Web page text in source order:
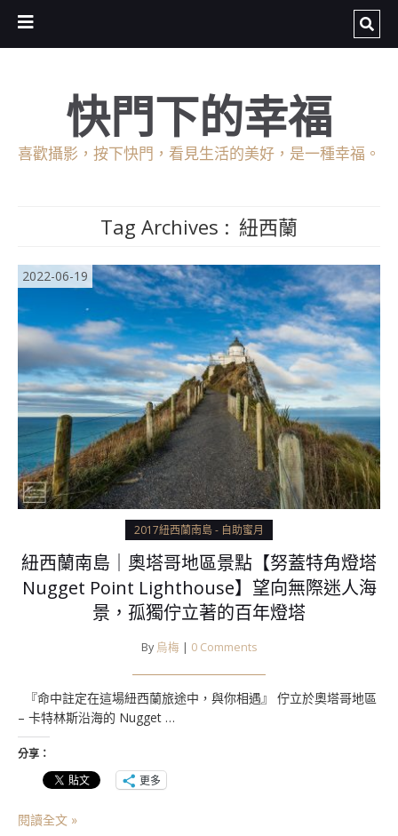
快門下的幸福
喜歡攝影，按下快門，看見生活的美好，是一種幸福。
Tag Archives : 紐西蘭
2022-06-19
2017紐西蘭南島 - 自助蜜月
紐西蘭南島｜奧塔哥地區景點【努蓋特角燈塔
Nugget Point Lighthouse】望向無際迷人海
景，孤獨佇立著的百年燈塔
By 烏梅 | 0 Comments
『命中註定在這場紐西蘭旅途中，與你相遇』 佇立於奧塔哥地區
– 卡特林斯沿海的 Nugget …
分享：
更多
閱讀全文 »